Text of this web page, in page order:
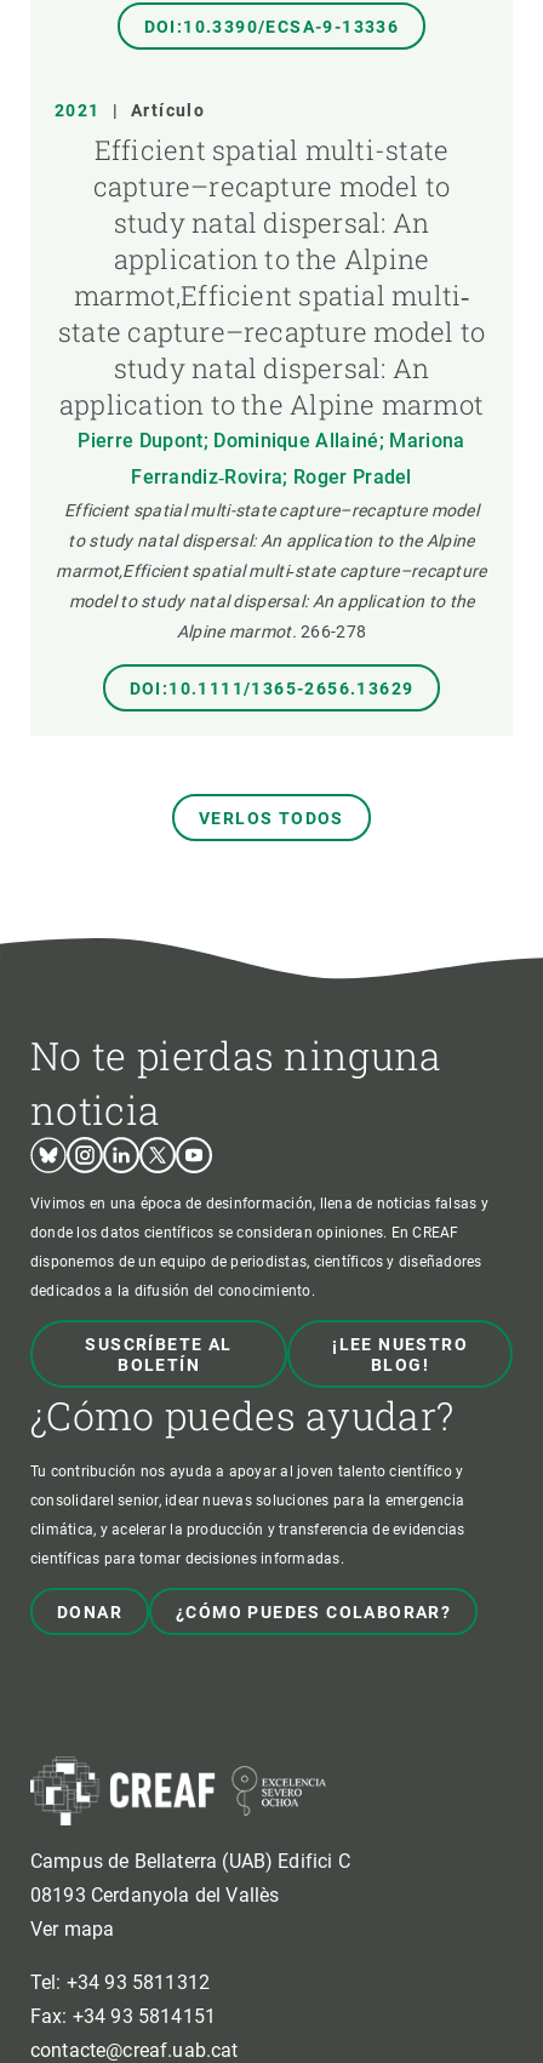
DOI:10.3390/ECSA-9-13336
2021 | Artículo
Efficient spatial multi-state
capture–recapture model to
study natal dispersal: An
application to the Alpine
marmot,Efficient spatial multi‐
state capture–recapture model to
study natal dispersal: An
application to the Alpine marmot
Pierre Dupont; Dominique Allainé; Mariona
Ferrandiz‐Rovira; Roger Pradel
Efficient spatial multi-state capture–recapture model
to study natal dispersal: An application to the Alpine
marmot,Efficient spatial multi‐state capture–recapture
model to study natal dispersal: An application to the
Alpine marmot. 266-278
DOI:10.1111/1365-2656.13629
VERLOS TODOS
No te pierdas ninguna
noticia
BlueskyInstagram
LinkedinTwitterYoutube
Vivimos en una época de desinformación, llena de noticias falsas y
donde los datos científicos se consideran opiniones. En CREAF
disponemos de un equipo de periodistas, científicos y diseñadores
dedicados a la difusión del conocimiento.
SUSCRÍBETE AL
BOLETÍN
¡LEE NUESTRO
BLOG!
¿Cómo puedes ayudar?
Tu contribución nos ayuda a apoyar al joven talento científico y
consolidarel senior, idear nuevas soluciones para la emergencia
climática, y acelerar la producción y transferencia de evidencias
científicas para tomar decisiones informadas.
DONAR ¿CÓMO PUEDES COLABORAR?
Campus de Bellaterra (UAB) Edifici C
08193 Cerdanyola del Vallès
Ver mapa
Tel: +34 93 5811312
Fax: +34 93 5814151
contacte@creaf.uab.cat